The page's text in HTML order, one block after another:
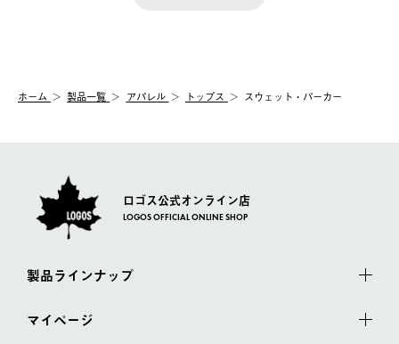
【配送業者】
佐川急便にて配送されます。
一度お手元の商品を返品いただき、ご希望商品を再注文してくだ
ホーム 製品一覧 アパレル トップス スウェット・パーカー
ロゴス公式オンライン店
LOGOS OFFICIAL ONLINE SHOP
製品ラインナップ
マイページ